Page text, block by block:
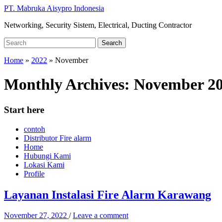
Skip
main
PT. Mabruka Aisypro Indonesia
Networking, Security Sistem, Electrical, Ducting Contractor
Search
for:
Search
Home » 2022 » November
Monthly Archives: November
Start here
contoh
Distributor Fire alarm
Home
Hubungi Kami
Lokasi Kami
Profile
Layanan Instalasi Fire Alarm Karawang
November 27, 2022 /Leave a comment